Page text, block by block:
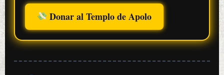
Donar al Templo de Apolo